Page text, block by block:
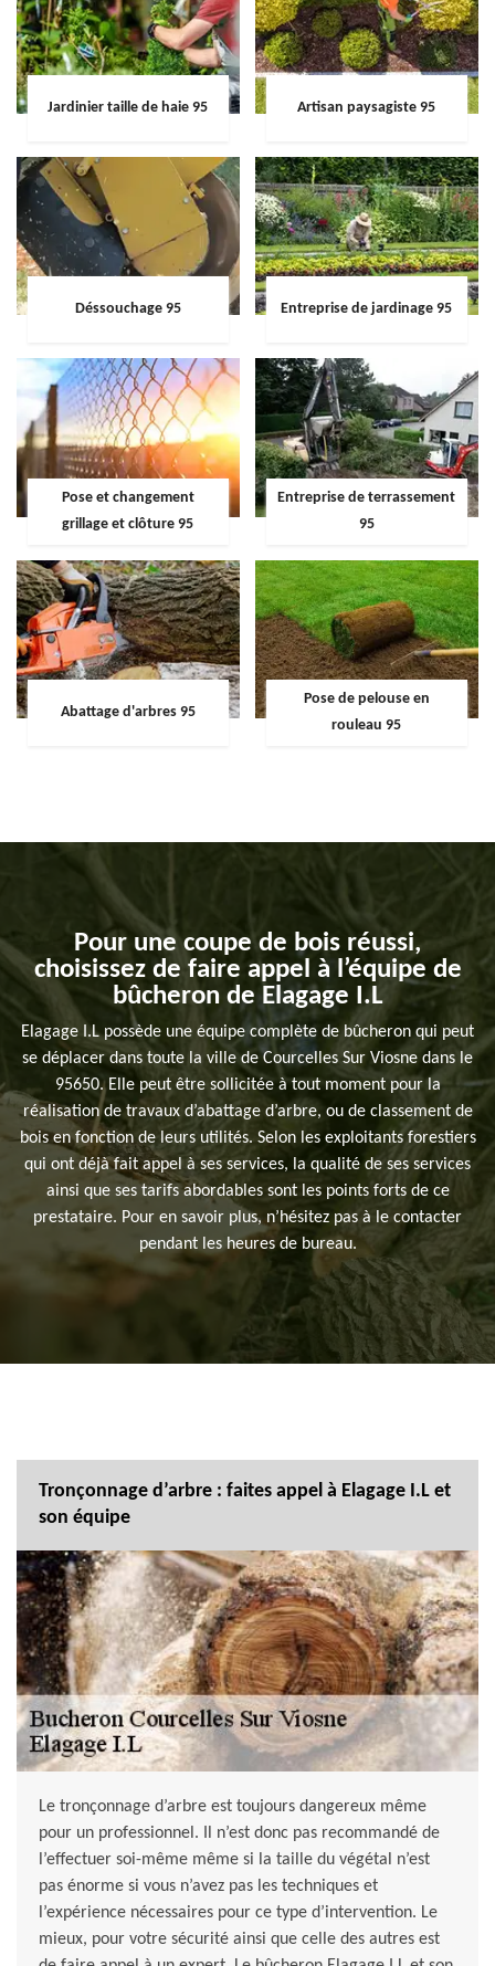
Jardinier taille de haie 95 Artisan paysagiste 95
Déssouchage 95 Entreprise de jardinage 95
Pose et changement
grillage et clôture 95
Entreprise de terrassement
95
Abattage d'arbres 95
Pose de pelouse en
rouleau 95
Pour une coupe de bois réussi,
choisissez de faire appel à l’équipe de
bûcheron de Elagage I.L
Elagage I.L possède une équipe complète de bûcheron qui peut
se déplacer dans toute la ville de Courcelles Sur Viosne dans le
95650. Elle peut être sollicitée à tout moment pour la
réalisation de travaux d’abattage d’arbre, ou de classement de
bois en fonction de leurs utilités. Selon les exploitants forestiers
qui ont déjà fait appel à ses services, la qualité de ses services
ainsi que ses tarifs abordables sont les points forts de ce
prestataire. Pour en savoir plus, n’hésitez pas à le contacter
pendant les heures de bureau.
Tronçonnage d’arbre : faites appel à Elagage I.L et
son équipe
Le tronçonnage d’arbre est toujours dangereux même
pour un professionnel. Il n’est donc pas recommandé de
l’effectuer soi-même même si la taille du végétal n’est
pas énorme si vous n’avez pas les techniques et
l’expérience nécessaires pour ce type d’intervention. Le
mieux, pour votre sécurité ainsi que celle des autres est